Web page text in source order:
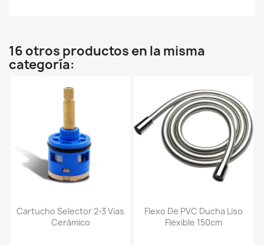
16 otros productos en la misma
categoría:
Cartucho Selector 2-3 Vias
Cerámico
Flexo De PVC Ducha Liso
Flexible 150cm